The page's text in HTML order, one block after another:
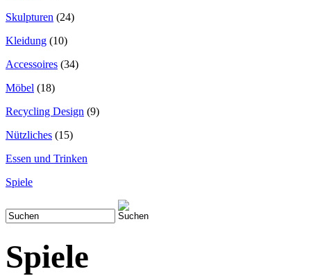
Skulpturen (24)
Kleidung (10)
Accessoires (34)
Möbel (18)
Recycling Design (9)
Nützliches (15)
Essen und Trinken
Spiele
Spiele